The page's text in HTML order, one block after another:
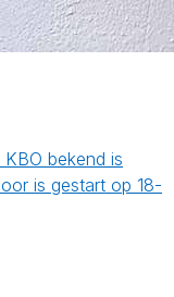
bekend is
is gestart op 18-